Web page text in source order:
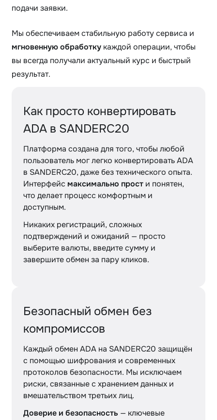
подачи заявки.
Мы обеспечиваем стабильную работу сервиса и
мгновенную обработку каждой операции, чтобы
вы всегда получали актуальный курс и быстрый
результат.
Как просто конвертировать
ADA в SANDERC20
Платформа создана для того, чтобы любой
пользователь мог легко конвертировать ADA
в SANDERC20, даже без технического опыта.
Интерфейс максимально прост и понятен,
что делает процесс комфортным и
доступным.
Никаких регистраций, сложных
подтверждений и ожиданий — просто
выберите валюты, введите сумму и
завершите обмен за пару кликов.
Безопасный обмен без
компромиссов
Каждый обмен ADA на SANDERC20 защищён
с помощью шифрования и современных
протоколов безопасности. Мы исключаем
риски, связанные с хранением данных и
вмешательством третьих лиц.
Доверие и безопасность — ключевые